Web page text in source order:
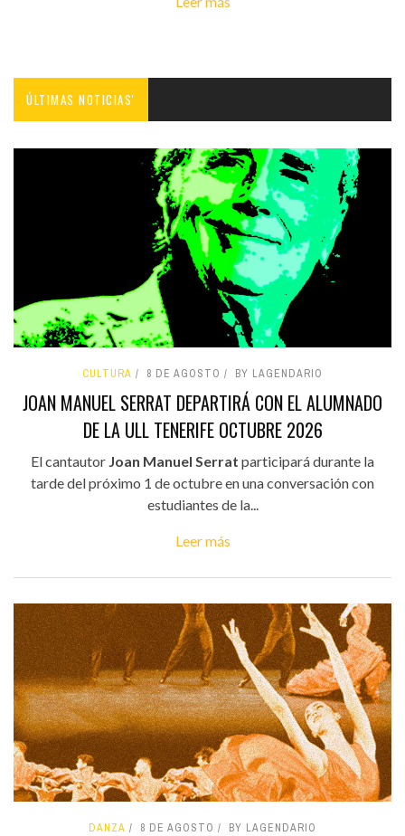
ÚLTIMAS NOTICIAS'
CULTURA 8 DE AGOSTO BY LAGENDARIO
JOAN MANUEL SERRAT DEPARTIRÁ CON EL ALUMNADO
DE LA ULL TENERIFE OCTUBRE 2026
El cantautor Joan Manuel Serrat participará durante la
tarde del próximo 1 de octubre en una conversación con
estudiantes de la...
Leer más
DANZA 8 DE AGOSTO BY LAGENDARIO